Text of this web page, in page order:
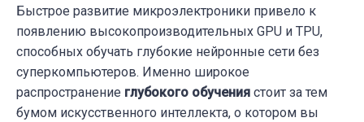
Быстрое развитие микроэлектроники привело к
появлению высокопроизводительных GPU и TPU,
способных обучать глубокие нейронные сети без
суперкомпьютеров. Именно широкое
распространение глубокого обучения стоит за тем
бумом искусственного интеллекта, о котором вы